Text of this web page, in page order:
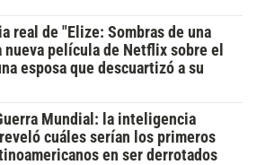
real de "Elize: Sombras de una
nueva película de Netflix sobre el
esposa que descuartizó a su
Mundial: la inteligencia
cuáles serían los primeros
en ser derrotados